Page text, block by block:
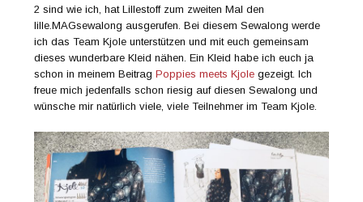
2 sind wie ich, hat Lillestoff zum zweiten Mal den
lille.MAGsewalong ausgerufen. Bei diesem Sewalong werde
ich das Team Kjole unterstützen und mit euch gemeinsam
dieses wunderbare Kleid nähen. Ein Kleid habe ich euch ja
schon in meinem BeitragPoppies meets Kjole gezeigt. Ich
freue mich jedenfalls schon riesig auf diesen Sewalong und
wünsche mir natürlich viele, viele Teilnehmer im Team Kjole.